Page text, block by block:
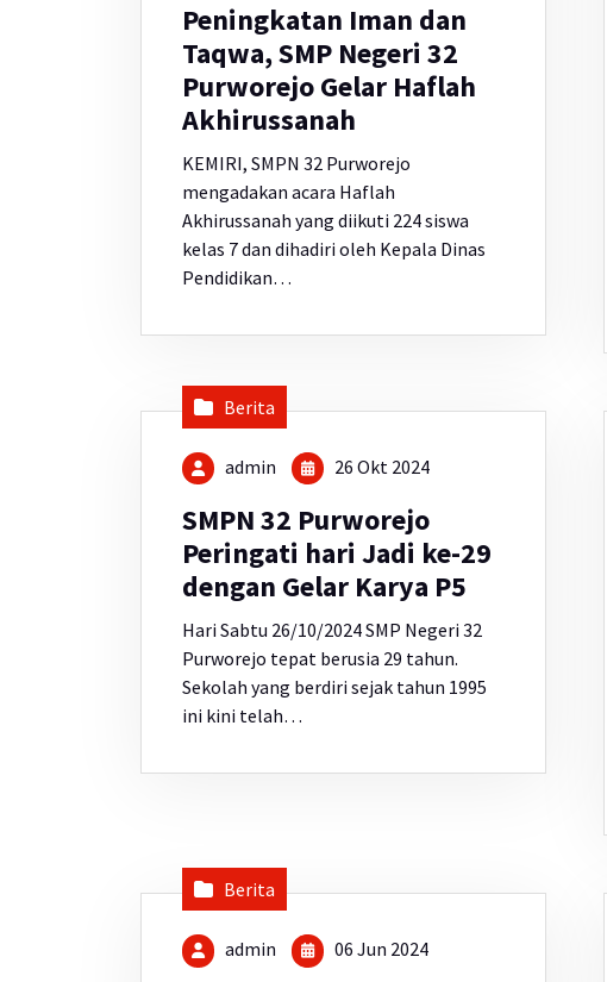
Peningkatan Iman dan
Taqwa, SMP Negeri 32
Purworejo Gelar Haflah
Akhirussanah
KEMIRI, SMPN 32 Purworejo
mengadakan acara Haflah
Akhirussanah yang diikuti 224 siswa
kelas 7 dan dihadiri oleh Kepala Dinas
Pendidikan…
Berita
admin 26 Okt 2024
SMPN 32 Purworejo
Peringati hari Jadi ke-29
dengan Gelar Karya P5
Hari Sabtu 26/10/2024 SMP Negeri 32
Purworejo tepat berusia 29 tahun.
Sekolah yang berdiri sejak tahun 1995
ini kini telah…
Berita
admin 06 Jun 2024